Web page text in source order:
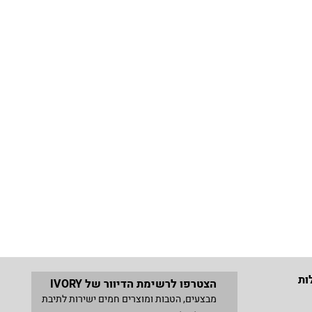
הצטרפו לרשימת הדיוור של IVORY
מבצעים, הטבות ומוצרים חמים ישירות לתיבת